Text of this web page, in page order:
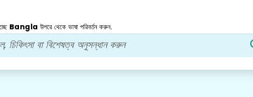
Bangla উপরে থেকে ভাষা পরিবর্তন করুন.